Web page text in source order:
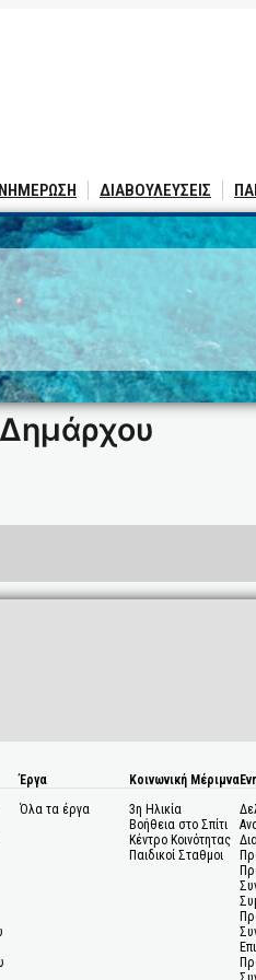
ΔΙΑΒΟΥΛΕΥΣΕΙΣ
Έργα
Όλα τα έργα
Κοινωνική Μέριμνα
3η Ηλικία
Βοήθεια στο Σπίτι
Κέντρο Κοινότητας
Παιδικοί Σταθμοι